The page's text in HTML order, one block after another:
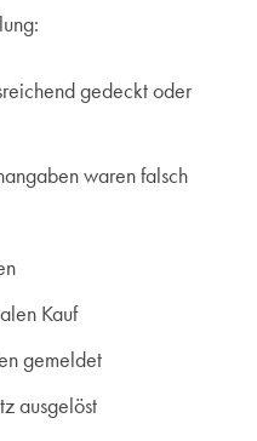
gedeckt oder
waren falsch
Kauf
gemeldet
ausgelöst